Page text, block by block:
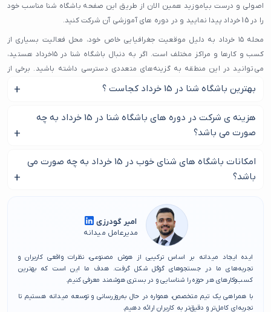
اصولی و درست بیاموزید همین الان از طریق این صفحه باشگاه شنا مناسب خود
را در 15 خرداد پیدا نمایید و در دوره های آموزشی آن شرکت کنید.
محله ۱۵ خرداد به دلیل موقعیت جغرافیایی خاص خود، محل فعالیت بسیاری از
کسب و کارها و مراکز مختلف است. اگر به دنبال باشگاه شنا در ۱۵خرداد هستید،
می‌توانید در این منطقه به گزینه‌های متعددی دسترسی داشته باشید. برخی از
باشگاه شنا در ۱۵خرداد با سال‌ها تجربه و تخصص، خدماتی با کیفیت بالا ارائه
باشگاه شنا در ۱۵خرداد معمولاً به دلیل رقابت بالا، سعی دارند با ارائه خدمات بهتر
و قیمت مناسب، مشتریان بیشتری جذب کنند. از طرفی، وجود مراکز متعدد باعث
تطابق را با نیازهایشان دارد.
یکی از ویژگی‌های مهم باشگاه شنا در ۱۵خرداد دسترسی آسان به آن‌ها از طریق
باعث شده‌اند که مردم به راحتی بتوانند از خدمات مختلف بهره‌مند شوند. اگر به
دنبال باشگاه شنا در ۱۵ خرداد با بالاترین کیفیت هستید، بهتر است ابتدا نظرات
کاربران و تجربه‌های دیگران را بررسی کنید تا بهترین انتخاب را داشته باشید.
در سایت میدانه، ما لیستی از باشگاه شنا در ۱۵خرداد را گردآوری کرده‌ایم تا به شما
در انتخاب بهترین گزینه کمک کنیم.
بهترین باشگاه شنا در 15 خرداد کجاست ؟
برای یافتن و تماس با بهترین باشگاه شنا در 15 خرداد در این
مطلب با ما همراه باشید.
هزینه ی شرکت در دوره های باشگاه شنا در 15 خرداد به چه
صورت می باشد؟
هزینه های دوره های باشگاه شنا در 15 خرداد بر اساس سطح شما و
نوع باشگاه تعیین می شود و بهتر است به طور موردی و جزئی به
کسب اطلاعات لازم بپردازید.
امکانات باشگاه های شنای خوب در 15 خرداد به چه صورت می
باشد؟
پیشرفته ترین و بهترین تجهیزات با بالاترین کیفیت در اختیار شما
امیر گودرزی
مدیرعامل میدانه
ایده ایجاد میدانه بر اساس ترکیبی از هوش مصنوعی، نظرات واقعی کاربران و
تجربه‌های ما در جستجوهای گوگل شکل گرفت. هدف ما این است که بهترین
کسب‌وکارهای هر حوزه را شناسایی و در بستری هوشمند معرفی کنیم.
با همراهی یک تیم متخصص، همواره در حال به‌روزرسانی و توسعه میدانه هستیم تا
تجربه‌ای کامل‌تر و دقیق‌تر به کاربران ارائه دهیم.